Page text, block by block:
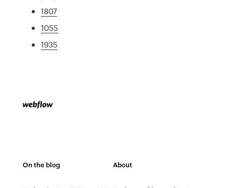
1807
1055
1935
On the blog About